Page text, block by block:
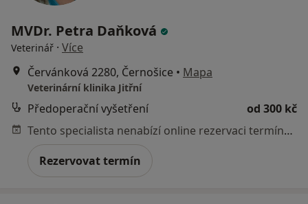
MVDr. Petra Daňková
Veterinář · Více
Červánková 2280, Černošice • Mapa
Veterinární klinika Jitřní
Předoperační vyšetření
od 300 kč
Tento specialista nenabízí online rezervaci termínu na této adrese.
Rezervovat termín